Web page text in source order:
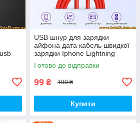
USB шнур для зарядки
айфона дата кабель швидкої
зарядки Iphone Lightning
кабель юсб usb перехідник
подовжувач 90 градусів usb
Готово до відправки
99 ₴ 199 ₴
Купити